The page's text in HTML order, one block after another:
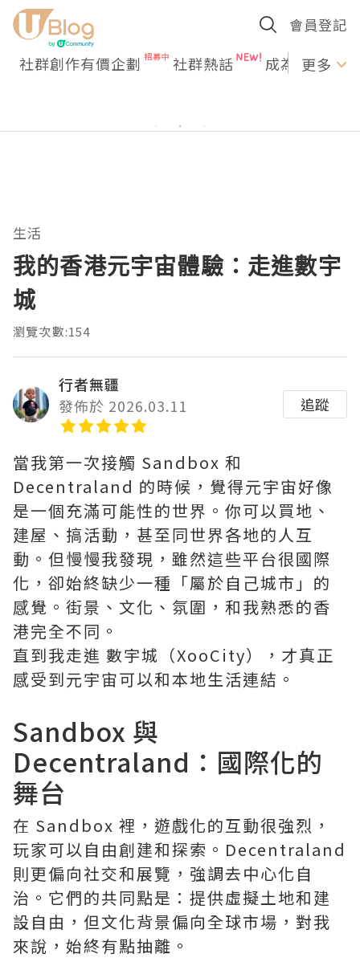
會員登記
社群創作有價企劃 社群熱話 成為U更多
生活
我的香港元宇宙體驗：走進數宇
城
瀏覽次數:154
行者無疆
發佈於 2026.03.11
追蹤
當我第一次接觸 Sandbox 和
Decentraland 的時候，覺得元宇宙好像
是一個充滿可能性的世界。你可以買地、
建屋、搞活動，甚至同世界各地的人互
動。但慢慢我發現，雖然這些平台很國際
化，卻始終缺少一種「屬於自己城市」的
感覺。街景、文化、氛圍，和我熟悉的香
港完全不同。
直到我走進 數宇城（XooCity），才真正
感受到元宇宙可以和本地生活連結。
Sandbox 與
Decentraland：國際化的
舞台
在 Sandbox 裡，遊戲化的互動很強烈，
玩家可以自由創建和探索。Decentraland
則更偏向社交和展覽，強調去中心化自
治。它們的共同點是：提供虛擬土地和建
設自由，但文化背景偏向全球市場，對我
來說，始終有點抽離。